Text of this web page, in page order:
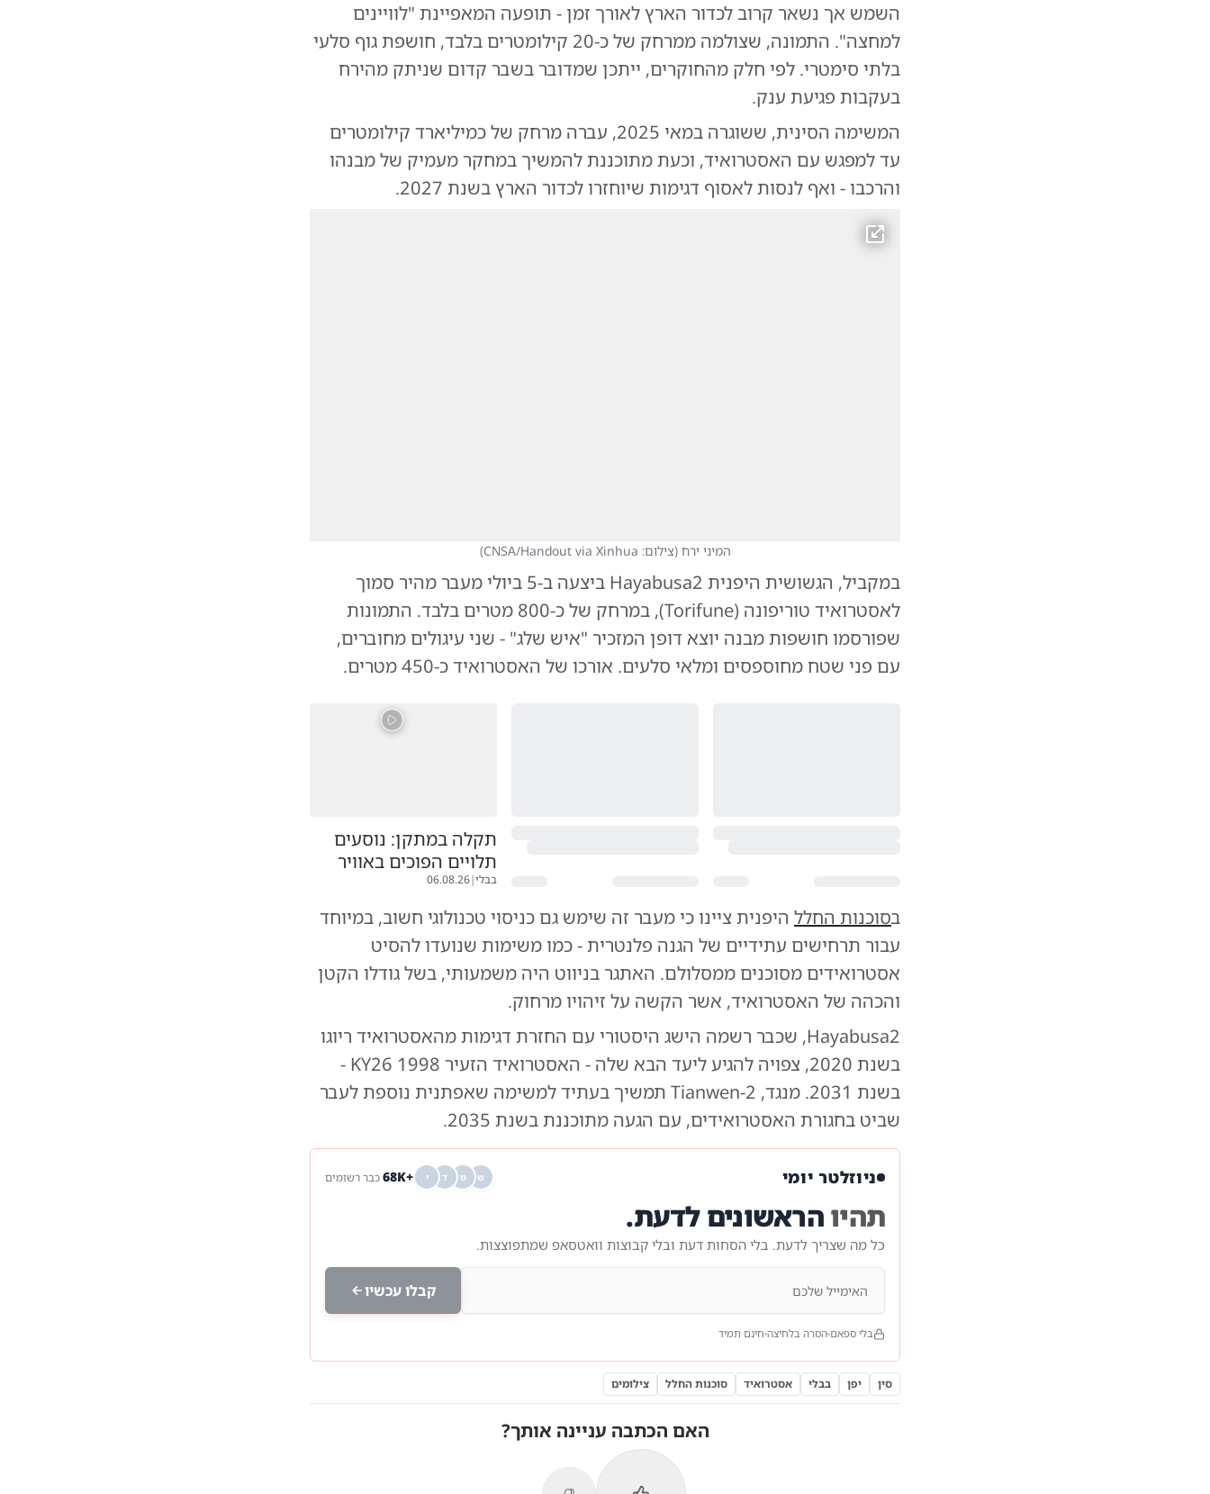
השמש אך נשאר קרוב לכדור הארץ לאורך זמן - תופעה המאפיינת "לוויינים
למחצה". התמונה, שצולמה ממרחק של כ-20 קילומטרים בלבד, חושפת גוף סלעי
בלתי סימטרי. לפי חלק מהחוקרים, ייתכן שמדובר בשבר קדום שניתק מהירח
בעקבות פגיעת ענק.
המשימה הסינית
, ששוגרה במאי 2025, עברה מרחק של כמיליארד קילומטרים
עד למפגש עם האסטרואיד, וכעת מתוכננת להמשיך במחקר מעמיק של מבנהו
והרכבו - ואף לנסות לאסוף דגימות שיוחזרו לכדור הארץ בשנת 2027.
המיני ירח (צילום: CNSA/Handout via Xinhua )
במקביל, הגשושית היפנית Hayabusa2 ביצעה ב-5 ביולי מעבר מהיר סמוך
לאסטרואיד טוריפונה (Torifune), במרחק של כ-800 מטרים בלבד. התמונות
שפורסמו חושפות מבנה יוצא דופן המזכיר "איש שלג" - שני עיגולים מחוברים,
עם פני שטח מחוספסים ומלאי סלעים. אורכו של האסטרואיד כ-450 מטרים.
תקלה במתקן: נוסעים
תלויים הפוכים באוויר
בבלי|
06.08.26
בסוכנות החללהיפנית ציינו כי מעבר זה שימש גם כניסוי טכנולוגי חשוב, במיוחד
עבור תרחישים עתידיים של הגנה פלנטרית - כמו משימות שנועדו להסיט
אסטרואידים מסוכנים ממסלולם. האתגר בניווט היה משמעותי, בשל גודלו הקטן
והכהה של האסטרואיד, אשר הקשה על זיהויו מרחוק.
Hayabusa2, שכבר רשמה הישג היסטורי עם החזרת דגימות מהאסטרואיד ריוגו
בשנת 2020, צפויה להגיע ליעד הבא שלה - האסטרואיד הזעיר 1998 KY26 -
בשנת 2031. מנגד, Tianwen-2 תמשיך בעתיד למשימה שאפתנית נוספת לעבר
שביט בחגורת האסטרואידים, עם הגעה מתוכננת בשנת 2035.
ניוזלטר יומי ש מ ד י +68K כבר רשומים
תהיוהראשונים לדעת.
כל מה שצריך לדעת. בלי הסחות דעת ובלי קבוצות וואטסאפ שמתפוצצות.
קבלו עכשיו
בלי ספאם הסרה בלחיצה חינם תמיד
סין יפן בבלי אסטרואיד סוכנות החלל צילומים
האם הכתבה עניינה אותך?